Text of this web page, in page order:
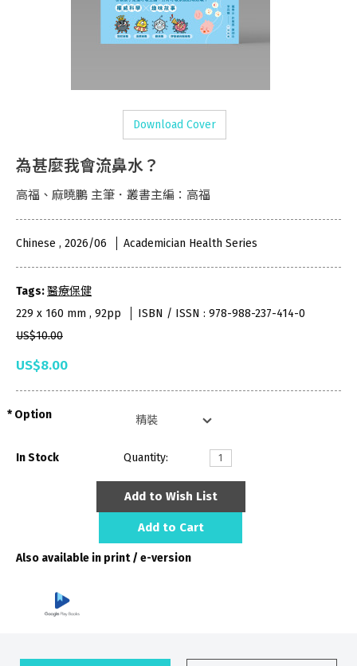
Download Cover
為甚麼我會流鼻水？
高福、麻曉鵬 主筆．叢書主編：高福
Chinese , 2026/06 Academician Health Series
Tags:醫療保健
229 x 160 mm , 92pp
ISBN / ISSN : 978-988-237-414-0
US$10.00
US$8.00
Option
In Stock Quantity:
Add to Wish List
Add to Cart
Also available in print / e-version